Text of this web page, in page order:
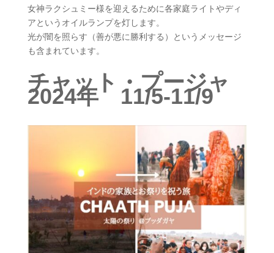
女神ラクシュミー様を迎えるために各家庭ライトやディ
アというオイルランプを灯し​ます。
光が闇を照らす（善が悪に勝利する）というメッ​セージ
も含まれています。
チャット・プージャ
2024年 11/5-11/9